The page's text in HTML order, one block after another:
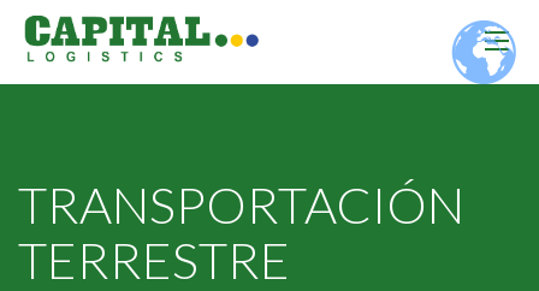
TRANSPORTACIÓN
TERRESTRE